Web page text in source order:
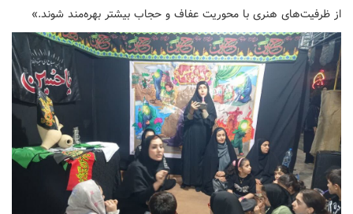
از ظرفیت‌های هنری با محوریت عفاف و حجاب بیشتر بهره‌مند شوند.»